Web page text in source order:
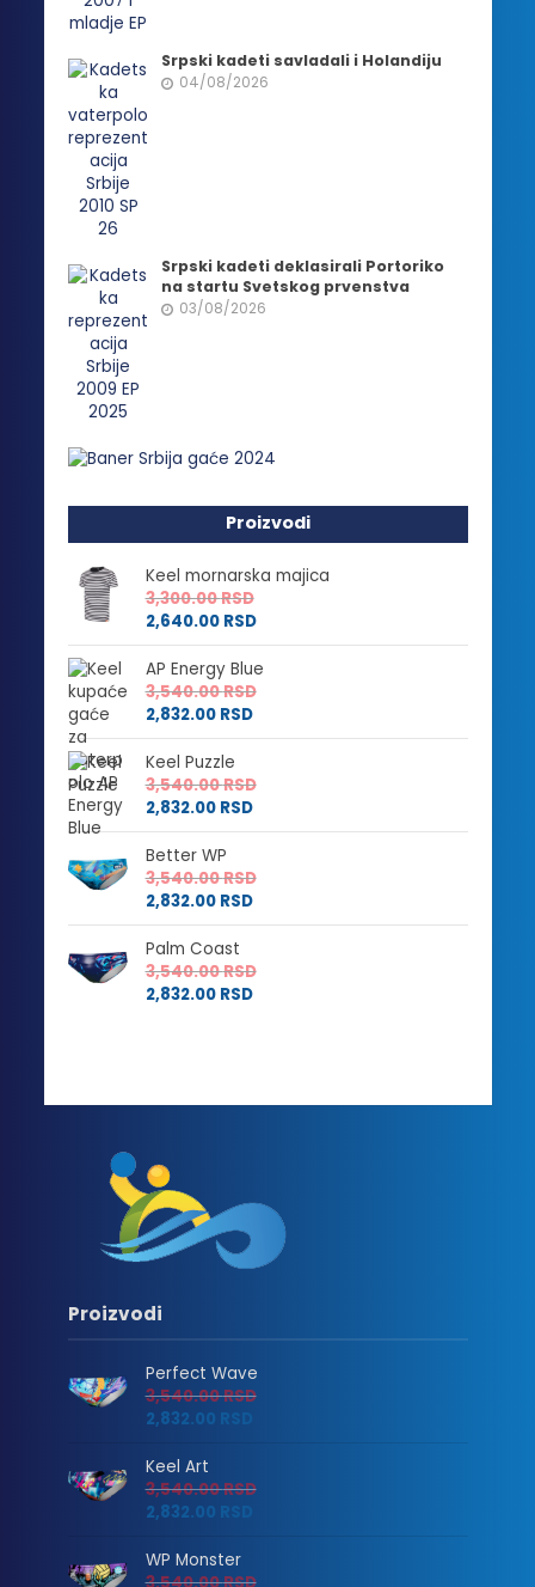
Srpski kadeti savladali i Holandiju
04/08/2026
Srpski kadeti deklasirali Portoriko
na startu Svetskog prvenstva
03/08/2026
Proizvodi
Keel mornarska majica
3,300.00RSD
2,640.00 RSD
AP Energy Blue
3,540.00RSD
2,832.00 RSD
Keel Puzzle
3,540.00RSD
2,832.00 RSD
Better WP
3,540.00RSD
2,832.00 RSD
Palm Coast
3,540.00RSD
2,832.00 RSD
Proizvodi
Perfect Wave
3,540.00RSD
2,832.00 RSD
Keel Art
3,540.00RSD
2,832.00 RSD
WP Monster
3,540.00RSD